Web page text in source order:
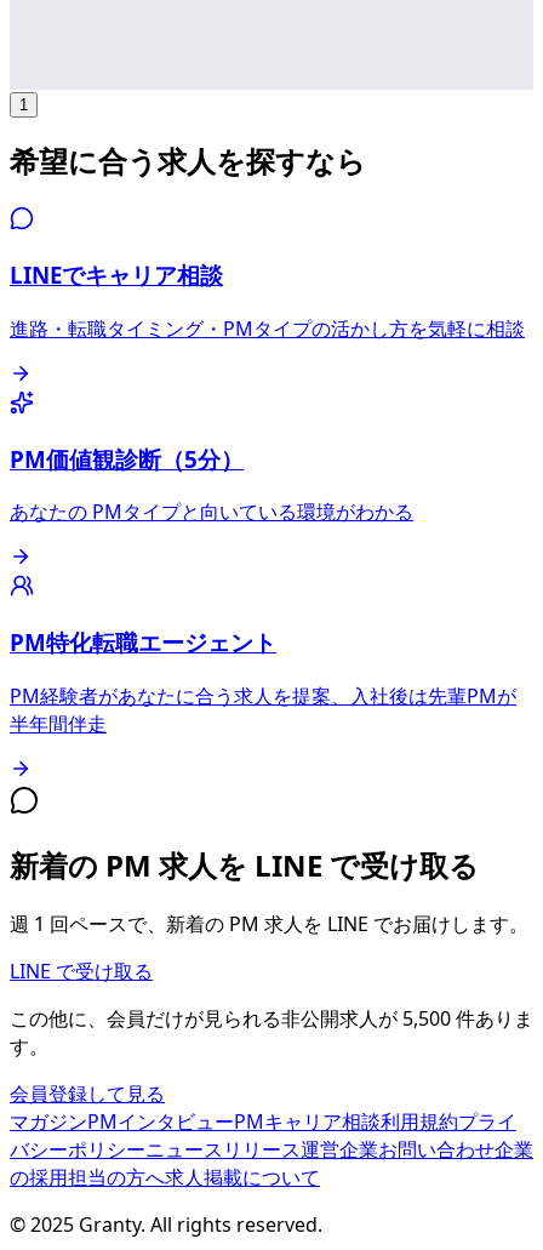
1
希望に合う求人を探すなら
LINEでキャリア相談
進路・転職タイミング・PMタイプの活かし方を気軽に相談
PM価値観診断（5分）
あなたの PMタイプと向いている環境がわかる
PM特化転職エージェント
PM経験者があなたに合う求人を提案、入社後は先輩PMが
半年間伴走
新着の PM 求人を LINE で受け取る
週 1 回ペースで、新着の PM 求人を LINE でお届けします。
LINE で受け取る
この他に、会員だけが見られる非公開求人が 5,500件ありま
す。
会員登録して見る
マガジンPMインタビューPMキャリア相談利用規約プライ
バシーポリシーニュースリリース運営企業お問い合わせ企業
の採用担当の方へ求人掲載について
© 2025 Granty. All rights reserved.